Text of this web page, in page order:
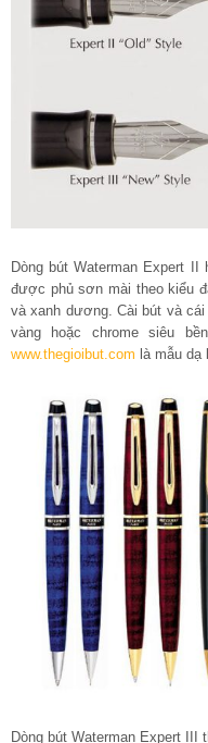
Dòng bút Waterman Expert
được phủ sơn mài theo kiểu
và xanh dương. Cài bút và
vàng hoặc chrome siêu
www.thegioibut.com là mẫu
Dòng bút Waterman Expert III